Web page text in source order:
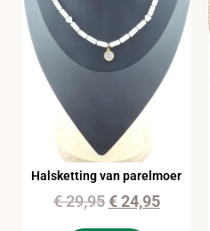
Halsketting van parelmoer
€29,95 €24,95